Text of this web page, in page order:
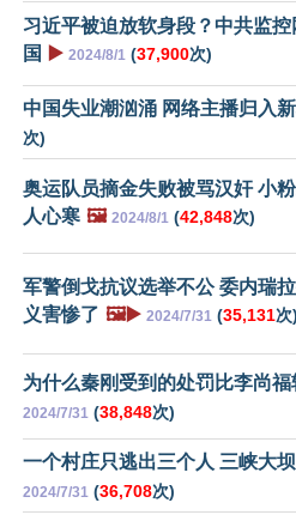
习近平被迫放软身段？中共监
国 ▶️ 2024/8/1 (37,900次)
中国失业潮汹涌 网络主播归入新
次)
奥运队员摘金失败被骂汉奸 小
人心寒 🖼️ 2024/8/1 (42,848次)
军警倒戈抗议选举不公 委内瑞
义害惨了 🖼️▶️ 2024/7/31 (35,131次)
为什么秦刚受到的处罚比李尚福
2024/7/31 (38,848次)
一个村庄只逃出三个人 三峡大
2024/7/31 (36,708次)